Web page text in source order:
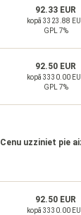
92.33 EUR
kopā 3323.88
GPL 7%
92.50 EUR
kopā 3330.00
GPL 7%
Cenu uzziniet pie
92.50 EUR
kopā 3330.00